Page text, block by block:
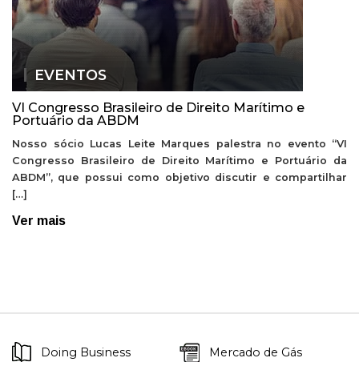
EVENTOS
VI Congresso Brasileiro de Direito Marítimo e
Portuário da ABDM
Nosso sócio Lucas Leite Marques palestra no evento “VI
Congresso Brasileiro de Direito Marítimo e Portuário da
ABDM”, que possui como objetivo discutir e compartilhar
[…]
Ver mais
Doing Business Mercado de Gás